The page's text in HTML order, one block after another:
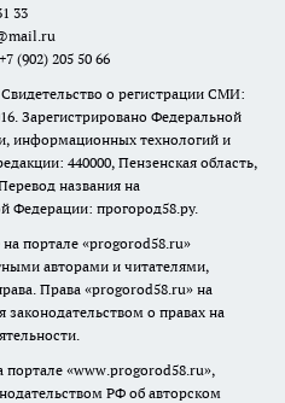
33
(902) 205 50 66
о регистрации СМИ:
Зарегистрировано Федеральной
информационных технологий и
440000, Пензенская область,
названия на
Федерации: прогород58.ру.
портале «progorod58.ru»
авторами и читателями,
Права «progorod58.ru» на
о правах на
портале «www.progorod58.ru»,
РФ об авторском